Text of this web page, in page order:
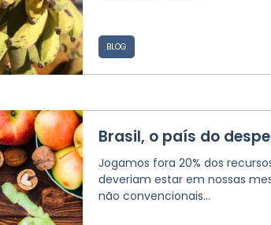
BLOG
Brasil, o país do
Jogamos fora 20% dos
deveriam estar em nossas
não convencionais...